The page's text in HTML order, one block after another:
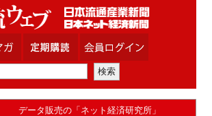
データ販売の「ネット経済研究所」